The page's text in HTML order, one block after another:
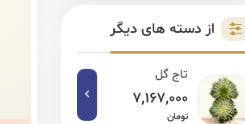
از دسته های دیگر
تاج گل
7,167,000
تومان